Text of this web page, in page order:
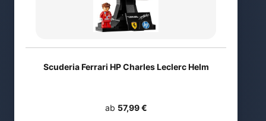
Scuderia Ferrari HP Charles Leclerc Helm
ab 57,99 €